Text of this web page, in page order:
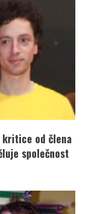
kritice od člena
společnost